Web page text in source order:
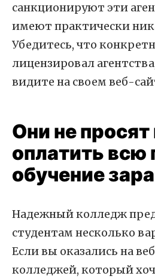
санкционируют эти
имеют практически
Убедитесь, что
лицензировал
видите на своем веб-
Они не просят
оплатить всю
обучение
Надежный колледж
студентам несколько
Если вы оказались на
колледжей, который